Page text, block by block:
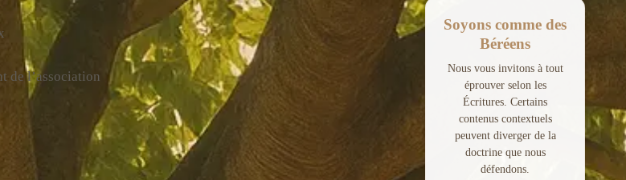
de l’association
Soyons comme des
Béréens
Nous vous invitons à tout
éprouver selon les
Écritures. Certains
contenus contextuels
peuvent diverger de la
doctrine que nous
défendons.